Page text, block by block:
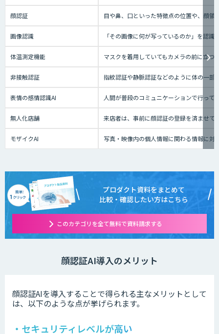
顔認証 目や鼻、口といった特徴点の位置や、顔
画像認識 「その画像に何が写っているのか」を認
体温測定機能 マスクを着用していてもカメラの前に立
非接触認証 指紋認証や静脈認証などのように体の一部
表情の感情認識AI 人間が普段のコミュニケーションで行っ
無人化店舗 来店者は、事前に顔認証の登録を済ませて
モザイクAI 写真・映像内の個人情報に関わる情報に
プロダクト資料をまとめて
比較・確認したい方はこちら
このカテゴリを全て無料で資料請求する
顔認証AI導入のメリット
顔認証AIを導入することで得られる主なメリットとして
は、以下のような点が挙げられます。
・セキュリティレベルが高い